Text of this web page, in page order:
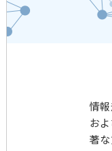
情
お
著